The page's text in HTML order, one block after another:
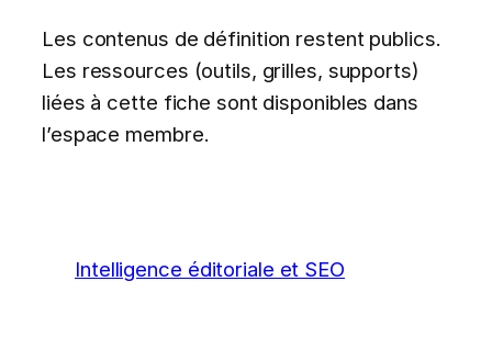
Les contenus de définition restent publics.
Les ressources (outils, grilles, supports)
liées à cette fiche sont disponibles dans
l’espace membre.
Intelligence éditoriale et SEO